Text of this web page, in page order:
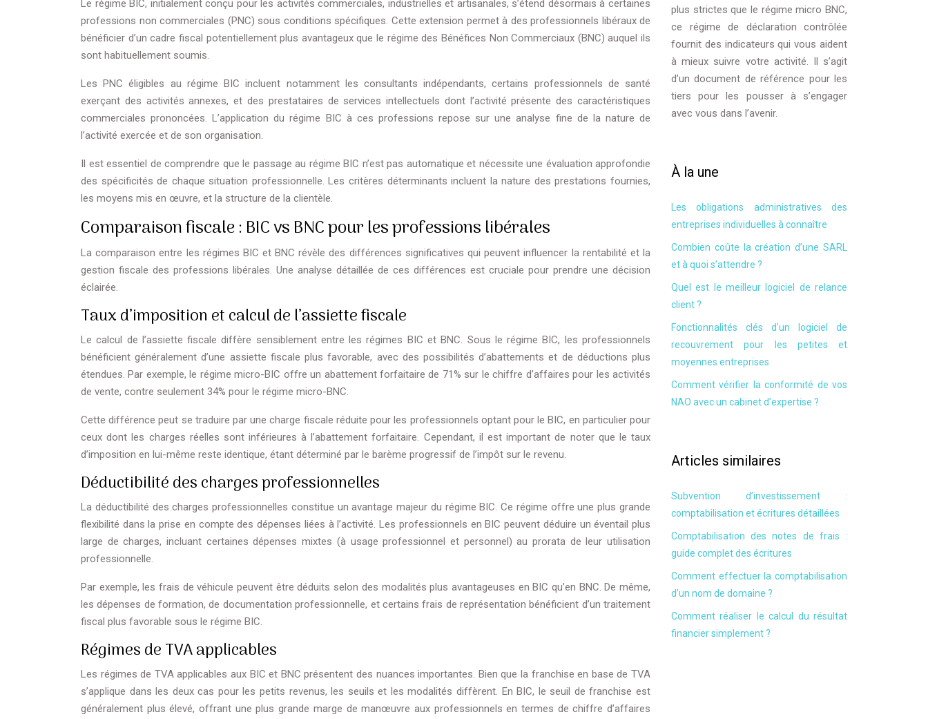
Le régime BIC, initialement conçu pour les activités commerciales, industrielles et artisanales, s’étend désormais à certaines
professions non commerciales (PNC) sous conditions spécifiques. Cette extension permet à des professionnels libéraux de
bénéficier d’un cadre fiscal potentiellement plus avantageux que le régime des Bénéfices Non Commerciaux (BNC) auquel ils
sont habituellement soumis.
Les PNC éligibles au régime BIC incluent notamment les consultants indépendants, certains professionnels de santé
exerçant des activités annexes, et des prestataires de services intellectuels dont l’activité présente des caractéristiques
commerciales prononcées. L’application du régime BIC à ces professions repose sur une analyse fine de la nature de
l’activité exercée et de son organisation.
Il est essentiel de comprendre que le passage au régime BIC n’est pas automatique et nécessite une évaluation approfondie
des spécificités de chaque situation professionnelle. Les critères déterminants incluent la nature des prestations fournies,
les moyens mis en œuvre, et la structure de la clientèle.
Comparaison fiscale : BIC vs BNC pour les professions libérales
La comparaison entre les régimes BIC et BNC révèle des différences significatives qui peuvent influencer la rentabilité et la
gestion fiscale des professions libérales. Une analyse détaillée de ces différences est cruciale pour prendre une décision
éclairée.
Taux d’imposition et calcul de l’assiette fiscale
Le calcul de l’assiette fiscale diffère sensiblement entre les régimes BIC et BNC. Sous le régime BIC, les professionnels
bénéficient généralement d’une assiette fiscale plus favorable, avec des possibilités d’abattements et de déductions plus
étendues. Par exemple, le régime micro-BIC offre un abattement forfaitaire de 71% sur le chiffre d’affaires pour les activités
de vente, contre seulement 34% pour le régime micro-BNC.
Cette différence peut se traduire par une charge fiscale réduite pour les professionnels optant pour le BIC, en particulier pour
ceux dont les charges réelles sont inférieures à l’abattement forfaitaire. Cependant, il est important de noter que le taux
d’imposition en lui-même reste identique, étant déterminé par le barème progressif de l’impôt sur le revenu.
Déductibilité des charges professionnelles
La déductibilité des charges professionnelles constitue un avantage majeur du régime BIC. Ce régime offre une plus grande
flexibilité dans la prise en compte des dépenses liées à l’activité. Les professionnels en BIC peuvent déduire un éventail plus
large de charges, incluant certaines dépenses mixtes (à usage professionnel et personnel) au prorata de leur utilisation
professionnelle.
Par exemple, les frais de véhicule peuvent être déduits selon des modalités plus avantageuses en BIC qu’en BNC. De même,
les dépenses de formation, de documentation professionnelle, et certains frais de représentation bénéficient d’un traitement
fiscal plus favorable sous le régime BIC.
Régimes de TVA applicables
Les régimes de TVA applicables aux BIC et BNC présentent des nuances importantes. Bien que la franchise en base de TVA
s’applique dans les deux cas pour les petits revenus, les seuils et les modalités diffèrent. En BIC, le seuil de franchise est
généralement plus élevé, offrant une plus grande marge de manœuvre aux professionnels en termes de chiffre d’affaires
plus strictes que le régime micro BNC,
ce régime de déclaration contrôlée
fournit des indicateurs qui vous aident
à mieux suivre votre activité. Il s’agit
d’un document de référence pour les
tiers pour les pousser à s’engager
avec vous dans l’avenir.
À la une
Les obligations administratives des
entreprises individuelles à connaître
Combien coûte la création d’une SARL
et à quoi s’attendre ?
Quel est le meilleur logiciel de relance
client ?
Fonctionnalités clés d’un logiciel de
recouvrement pour les petites et
moyennes entreprises
Comment vérifier la conformité de vos
NAO avec un cabinet d’expertise ?
Articles similaires
Subvention d’investissement :
comptabilisation et écritures détaillées
Comptabilisation des notes de frais :
guide complet des écritures
Comment effectuer la comptabilisation
d’un nom de domaine ?
Comment réaliser le calcul du résultat
financier simplement ?